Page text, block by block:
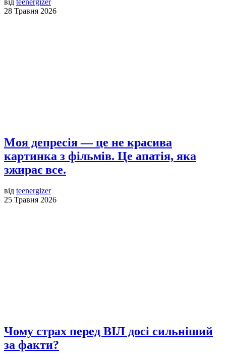
28 Травня 2026
Моя депресія — це не красива
картинка з фільмів. Це апатія, яка
зжирає все.
від teenergizer
25 Травня 2026
Чому страх перед ВІЛ досі сильніший
за факти?